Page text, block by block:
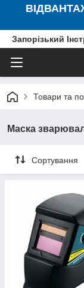
Запорізький
Товари та
Маска
Сортування